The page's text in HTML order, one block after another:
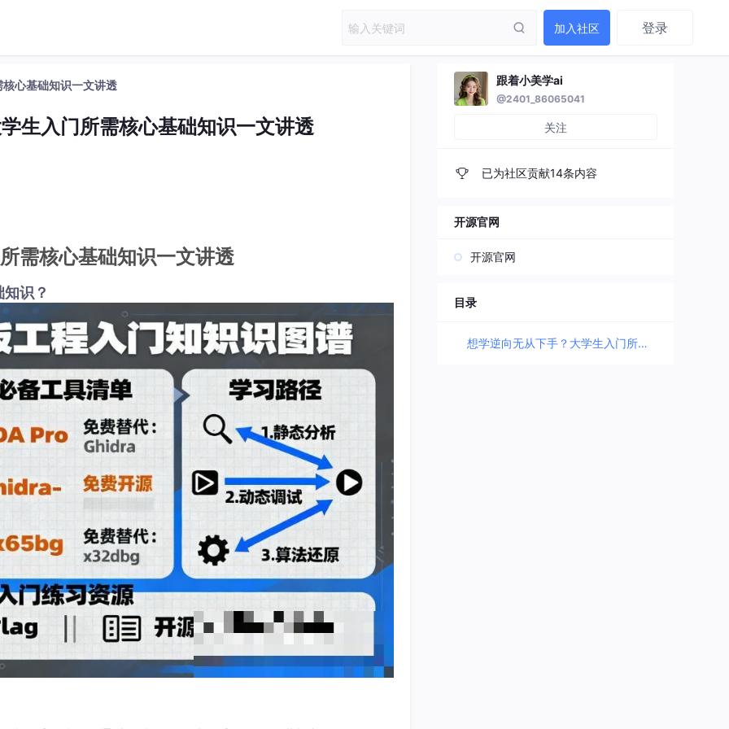
加入社区 登录
心基础知识一文讲透
生入门所需核心基础知识一文讲透
需核心基础知识一文讲透
识？
跟着小美学ai
@2401_86065041
关注
已为社区贡献14条内容
开源官网
开源官网
目录
想学逆向无从下手？大学生入门所需核心基础知识一文讲透